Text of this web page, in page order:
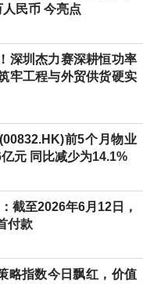
民币 今亮点
深圳杰力赛深耕恒功率
牢工程与外贸供货硬实
前5个月物业
元 同比减少为14.1%
截至2026年6月12日，
付款
略指数今日飘红，价值